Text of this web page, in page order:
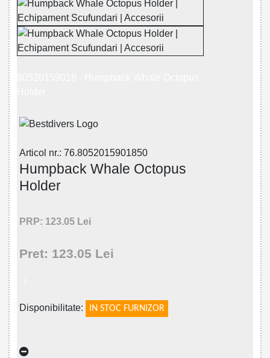
Articol nr.: 76.8052015901850
Humpback Whale Octopus
Holder
PRP: 123.05 Lei
Pret: 123.05 Lei
Disponibilitate: IN STOC FURNIZOR